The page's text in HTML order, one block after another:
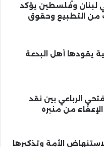
لبنان وفلسطين يؤكد
من التطبيع وحقوق
يقودها أهل البدعة
الرباعي بين نقد
الإعفاء من منبره
الأمة وتذكيرها